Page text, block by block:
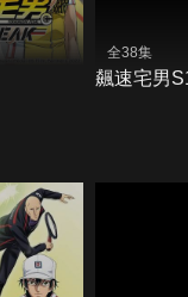
全38集
飆速宅男